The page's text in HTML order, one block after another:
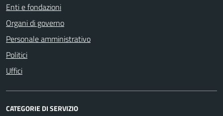
Enti e fondazioni
Organi di governo
Personale amministrativo
Politici
Uffici
CATEGORIE DI SERVIZIO